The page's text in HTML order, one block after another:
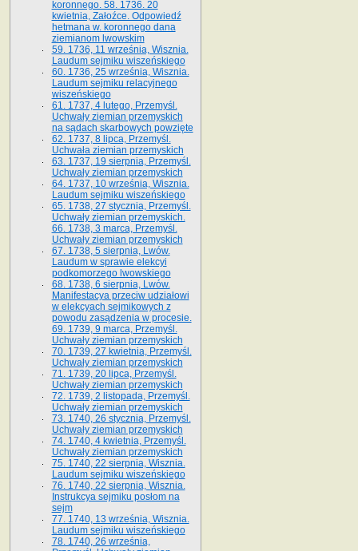
koronnego. 58. 1736. 20
kwietnia, Załoźce. Odpowiedź
hetmana w. koronnego dana
ziemianom lwowskim
59. 1736, 11 września, Wisznia.
Laudum sejmiku wiszeńskiego
60. 1736, 25 września, Wisznia.
Laudum sejmiku relacyjnego
wiszeńskiego
61. 1737, 4 lutego, Przemyśl.
Uchwały ziemian przemyskich
na sądach skarbowych powzięte
62. 1737, 8 lipca, Przemyśl.
Uchwała ziemian przemyskich
63. 1737, 19 sierpnia, Przemyśl.
Uchwały ziemian przemyskich
64. 1737, 10 września, Wisznia.
Laudum sejmiku wiszeńskiego
65. 1738, 27 stycznia, Przemyśl.
Uchwały ziemian przemyskich­­.
66. 1738, 3 marca, Przemyśl.
Uchwały ziemian przemyskich­
67. 1738, 5 sierpnia, Lwów.
Laudum w sprawie elekcyi
podkomorzego lwowskiego
68. 1738, 6 sierpnia, Lwów.
Manifestacya przeciw udziałowi
w elekcyach sejmikowych z
powodu zasądzenia w procesie.
69. 1739, 9 marca, Przemyśl.
Uchwały ziemian przemyskich
70. 1739, 27 kwietnia, Przemyśl.
Uchwały ziemian przemyskich
71. 1739, 20 lipca, Przemyśl.
Uchwały ziemian przemyskich
72. 1739, 2 listopada, Przemyśl.
Uchwały ziemian przemyskich
73. 1740, 26 stycznia, Przemyśl.
Uchwały ziemian przemyskich
74. 1740, 4 kwietnia, Przemyśl.
Uchwały ziemian przemyskich
75. 1740, 22 sierpnia, Wisznia.
Laudum sejmiku wiszeńskiego
76. 1740, 22 sierpnia, Wisznia.
Instrukcya sejmiku posłom na
sejm
77. 1740, 13 września, Wisznia.
Laudum sejmiku wiszeńskiego
78. 1740, 26 września,